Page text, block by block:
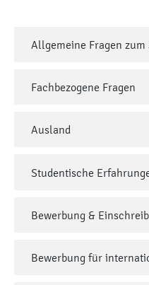
Allgemeine Fragen zum
Fachbezogene Fragen
Ausland
Studentische
Bewerbung &
Bewerbung für